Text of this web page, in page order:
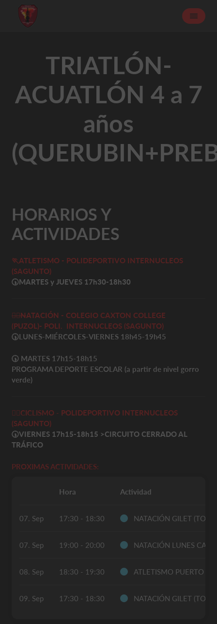
TRIATLÓN-
ACUATLÓN 4 a 7
años
HORARIOS Y
ACTIVIDADES
🏃ATLETISMO - POLIDEPORTIVO INTERNUCLEOS
(SAGUNTO)
🕠MARTES y JUEVES 17h30-18h30
🏊‍♀️NATACIÓN - COLEGIO CAXTON COLLEGE
(PUZOL)- POLI. INTERNUCLEOS (SAGUNTO)
🕠LUNES-MIÉRCOLES-VIERNES 18h45-19h45
🕠 MARTES 17h15-18h15
PROGRAMA DEPORTE ESCOLAR (a partir de nivel gorro
verde)
🚴‍♀️CICLISMO - POLIDEPORTIVO INTERNUCLEOS
(SAGUNTO)
🕠VIERNES 17h15-18h15 >CIRCUITO CERRADO AL
TRÁFICO
PROXIMAS ACTIVIDADES:
Hora Actividad
07. Sep 17:30 - 18:30 NATACIÓN GILET
07. Sep 19:00 - 20:00 NATACIÓN LUNES
08. Sep 18:30 - 19:30 ATLETISMO PUERTO
09. Sep 17:30 - 18:30 NATACIÓN GILET